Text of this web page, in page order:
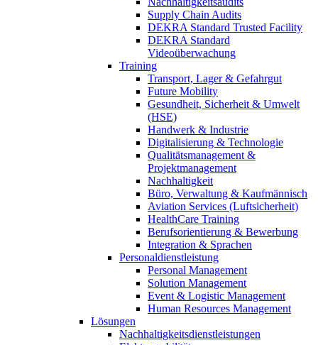
Supply Chain Audits
DEKRA Standard Trusted Facility
DEKRA Standard
Videoüberwachung
Training
Transport, Lager & Gefahrgut
Future Mobility
Gesundheit, Sicherheit & Umwelt
(HSE)
Handwerk & Industrie
Digitalisierung & Technologie
Qualitätsmanagement &
Projektmanagement
Nachhaltigkeit
Büro, Verwaltung & Kaufmännisch
Aviation Services (Luftsicherheit)
HealthCare Training
Berufsorientierung & Bewerbung
Integration & Sprachen
Personaldienstleistung
Personal Management
Solution Management
Event & Logistic Management
Human Resources Management
Lösungen
Nachhaltigkeitsdienstleistungen